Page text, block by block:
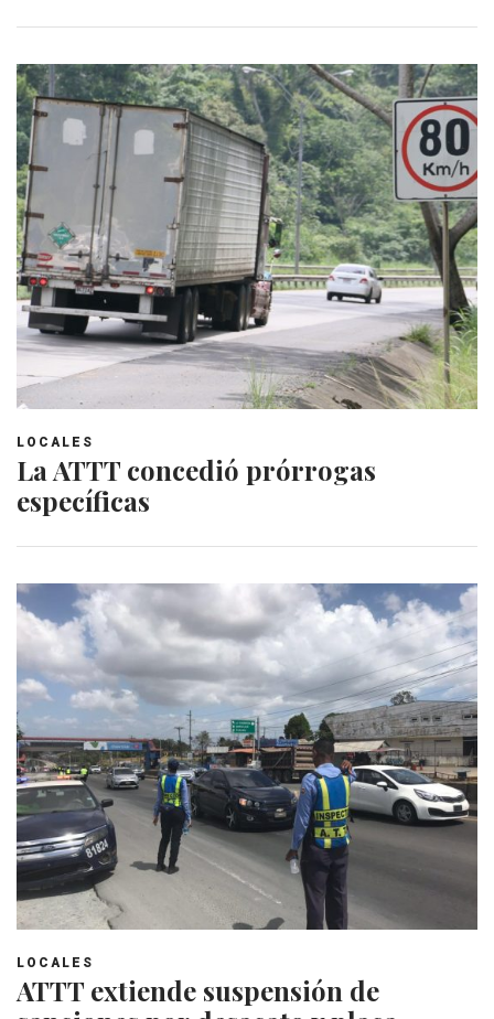
LOCALES
La ATTT concedió prórrogas
específicas
LOCALES
ATTT extiende suspensión de